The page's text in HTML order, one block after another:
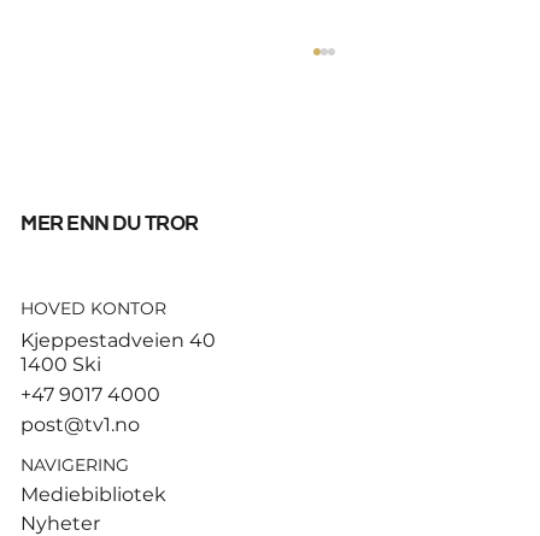
God start for de norske
Hamburg
mer enn du tror
HOVED KONTOR
Kjeppestadveien 40
1400 Ski
+47 9017 4000
post@tv1.no
NAVIGERING
Mediebibliotek
Nyheter